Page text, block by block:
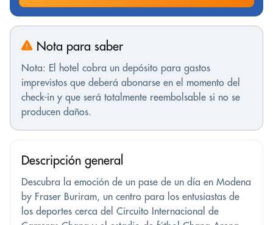
Nota para saber
Nota: El hotel cobra un depósito para gastos
imprevistos que deberá abonarse en el momento del
check-in y que será totalmente reembolsable si no se
producen daños.
Descripción general
Descubra la emoción de un pase de un día en Modena
by Fraser Buriram, un centro para los entusiastas de
los deportes cerca del Circuito Internacional de